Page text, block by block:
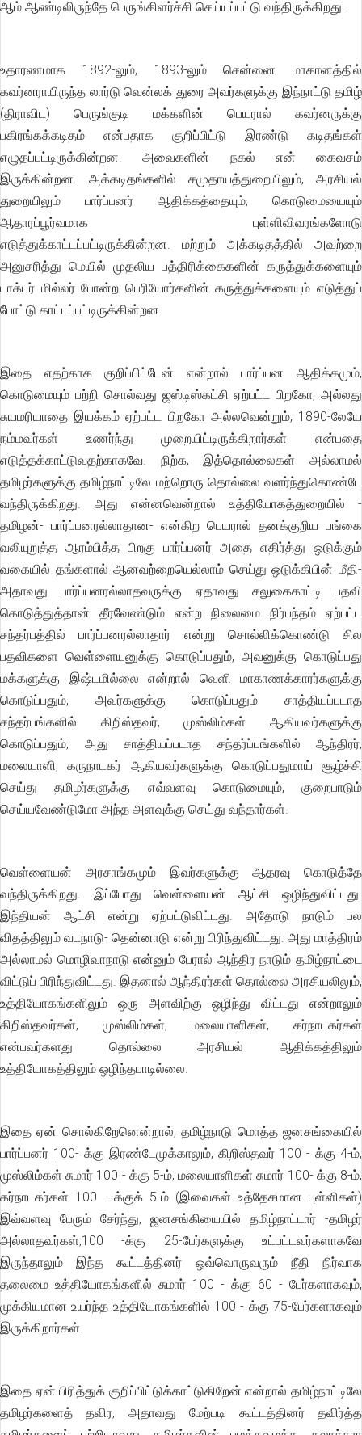
ஆம் ஆண்டிலிருந்தே பெருங்கிளர்ச்சி செய்யப்பட்டு வந்திருக்கிறது.
உதாரணமாக 1892-லும், 1893-லும் சென்னை மாகானத்தில்
கவர்னராயிருந்த லார்டு வென்லக் துரை அவர்களுக்கு இந்நாட்டு தமிழ்
(திராவிட) பெருங்குடி மக்களின் பெயரால் கவர்னருக்கு
பகிரங்கக்கடிதம் என்பதாக குறிப்பிட்டு இரண்டு கடிதங்கள்
எழுதப்பட்டிருக்கின்றன. அவைகளின் நகல் என் கைவசம்
இருக்கின்றன. அக்கடிதங்களில் சமுதாயத்துறையிலும், அரசியல்
துறையிலும் பார்ப்பனர் ஆதிக்கத்தையும், கொடுமையையும்
ஆதாரப்பூர்வமாக புள்ளிவிவரங்களோடு
எடுத்துக்காட்டப்பட்டிருக்கின்றன. மற்றும் அக்கடிதத்தில் அவற்றை
அனுசரித்து மெயில் முதலிய பத்திரிக்கைகளின் கருத்துக்களையும்
டாக்டர் மில்லர் போன்ற பெரியோர்களின் கருத்துக்களையும் எடுத்துப்
போட்டு காட்டப்பட்டிருக்கின்றன.
இதை எதற்காக குறிப்பிட்டேன் என்றால் பார்ப்பன ஆதிக்கமும்,
கொடுமையும் பற்றி சொல்வது ஜஸ்டிஸ்கட்சி ஏற்பட்ட பிறகோ, அல்லது
சுயமரியாதை இயக்கம் ஏற்பட்ட பிறகோ அல்லவென்றும், 1890-லேயே
நம்மவர்கள் உணர்ந்து முறையிட்டிருக்கிறார்கள் என்பதை
எடுத்தக்காட்டுவதற்காகவே. நிற்க, இத்தொல்லைகள் அல்லாமல்
தமிழர்களுக்கு தமிழ்நாட்டிலே மற்றொரு தொல்லை வளர்ந்துகொண்டே
வந்திருக்கிறது. அது என்னவென்றால் உத்தியோகத்துறையில் -
தமிழன்- பார்ப்பனரல்லாதான- என்கிற பெயரால் தனக்குறிய பங்கை
வலியுறுத்த ஆரம்பித்த பிறகு பார்ப்பனர் அதை எதிர்த்து ஒடுக்கும்
வகையில் தங்களால் ஆனவற்றையெல்லாம் செய்து ஒடுக்கிபின் மீதி-
அதாவது பார்ப்பனரல்லாதவருக்கு ஏதாவது சலுகைகாட்டி பதவி
கொடுத்துத்தான் தீரவேண்டும் என்ற நிலைமை நிர்பந்தம் ஏற்பட்ட
சந்தர்பத்தில் பார்ப்பனரல்லாதார் என்று சொல்லிக்கொண்டு சில
பதவிகளை வெள்ளையனுக்கு கொடுப்பதும், அவனுக்கு கொடுப்பது
மக்களுக்கு இஷ்டமில்லை என்றால் வெளி மாகாணக்காரர்களுக்கு
கொடுப்பதும், அவர்களுக்கு கொடுப்பதும் சாத்தியப்படாத
சந்தர்பங்களில் கிறிஸ்தவர், முஸ்லிம்கள் ஆகியவர்களுக்கு
கொடுப்பதும், அது சாத்தியப்படாத சந்தர்ப்பங்களில் ஆந்திரர்,
மலையாளி, கருநாடகர் ஆகியவர்களுக்கு கொடுப்பதுமாய் சூழ்ச்சி
செய்து தமிழர்களுக்கு எவ்வளவு கொடுமையும், குறைபாடும்
செய்யவேண்டுமோ அந்த அளவுக்கு செய்து வந்தார்கள்.
வெள்ளையன் அரசாங்கமும் இவர்களுக்கு ஆதரவு கொடுத்தே
வந்திருக்கிறது. இப்போது வெள்ளையன் ஆட்சி ஒழிந்துவிட்டது.
இந்தியன் ஆட்சி என்று ஏற்பட்டுவிட்டது. அதோடு நாடும் பல
விதத்திலும் வடநாடு- தென்னாடு என்று பிரிந்துவிட்டது. அது மாத்திரம்
அல்லாமல் மொழிவாநாடு என்னும் பேரால் ஆந்திர நாடும் தமிழ்நாட்டை
விட்டுப் பிரிந்துவிட்டது. இதனால் ஆந்திரர்கள் தொல்லை அரசியலிலும்,
உத்தியோகங்களிலும் ஒரு அளவிற்கு ஒழிந்து விட்டது என்றாலும்
கிறிஸ்தவர்கள், முஸ்லிம்கள், மலையாளிகள், கர்நாடகர்கள்
என்பவர்களது தொல்லை அரசியல் ஆதிக்கத்திலும்
உத்தியோகத்திலும் ஒழிந்தபாடில்லை.
இதை ஏன் சொல்கிறேனென்றால், தமிழ்நாடு மொத்த ஜனசங்கையில்
பார்ப்பனர் 100- க்கு இரண்டேமுக்காலும், கிறிஸ்தவர் 100 - க்கு 4-ம்,
முஸ்லிம்கள் சுமார் 100 - க்கு 5-ம், மலையாளிகள் சுமார் 100- க்கு 8-ம்,
கர்நாடகர்கள் 100 - க்குக் 5-ம் (இவைகள் உத்தேசமான புள்ளிகள்)
இவ்வளவு பேரும் சேர்ந்து, ஜனசங்கியையில் தமிழ்நாட்டார் -தமிழர்
அல்லாதவர்கள்,100 -க்கு 25-பேர்களுக்கு உட்பட்டவர்களாகவே
இருந்தாலும் இந்த கூட்டத்தினர் ஒவ்வொருவரும் நீதி நிர்வாக
தலைமை உத்தியோகங்களில் சுமார் 100 - க்கு 60 - பேர்களாகவும்,
முக்கியமான உயர்ந்த உத்தியோகங்களில் 100 - க்கு 75-பேர்களாகவும்
இருக்கிறார்கள்.
இதை ஏன் பிரித்துக் குறிப்பிட்டுக்காட்டுகிறேன் என்றால் தமிழ்நாட்டிலே
தமிழர்களைத் தவிர, அதாவது மேற்படி கூட்டத்தினர் தவிர்த்த